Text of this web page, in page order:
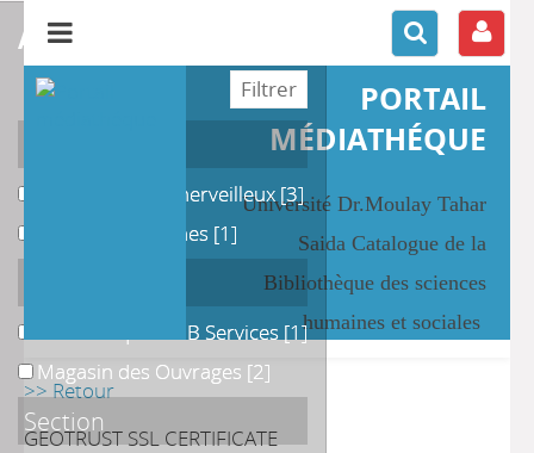
PORTAIL
MÉDIATHÉQUE
Université Dr.Moulay Tahar
Saida Catalogue de la
Bibliothèque des sciences
humaines et sociales
>> Retour
GEOTRUST SSL CERTIFICATE
affiner ou comparer
Fantastique et merveilleux
Fantastique et merveilleux [3]
Sciences humaines
Sciences humaines [1]
Bibliothèque PMB Services
Bibliothèque PMB Services [1]
Magasin des Ouvrages
Magasin des Ouvrages [2]
Section